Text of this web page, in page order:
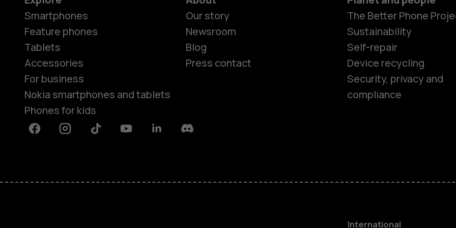
Smartphones
Feature phones
Tablets
Accessories
For business
Nokia smartphones and tablets
Phones for kids
Our story
Newsroom
Blog
Press contact
The Better Phone
Sustainability
Self-repair
Device recycling
Security, privacy and
compliance
FacebookInstagramTiktok YoutubeLinkedinDiscord
International